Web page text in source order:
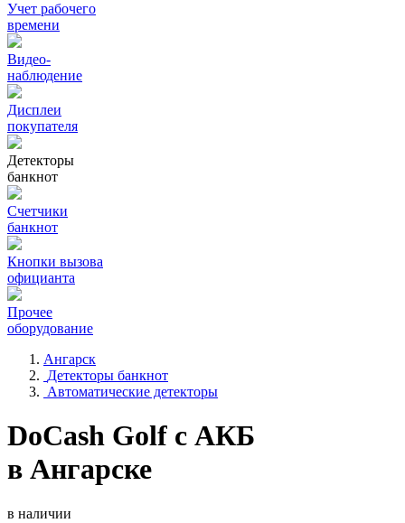
Учет рабочего
времени
Видео‑
наблюдение
Дисплеи
покупателя
Детекторы
банкнот
Счетчики
банкнот
Кнопки вызова
официанта
Прочее
оборудование
Ангарск
Детекторы банкнот
Автоматические детекторы
DoCash Golf с АКБ
в Ангарске
в наличии